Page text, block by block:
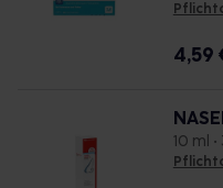
4,59
10 ml